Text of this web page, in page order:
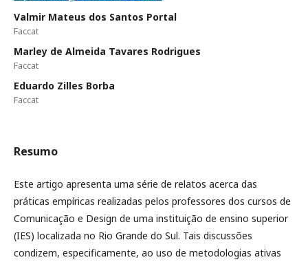
Valmir Mateus dos Santos Portal
Faccat
Marley de Almeida Tavares Rodrigues
Faccat
Eduardo Zilles Borba
Faccat
Resumo
Este artigo apresenta uma série de relatos acerca das
práticas empíricas realizadas pelos professores dos cursos de
Comunicação e Design de uma instituição de ensino superior
(IES) localizada no Rio Grande do Sul. Tais discussões
condizem, especificamente, ao uso de metodologias ativas